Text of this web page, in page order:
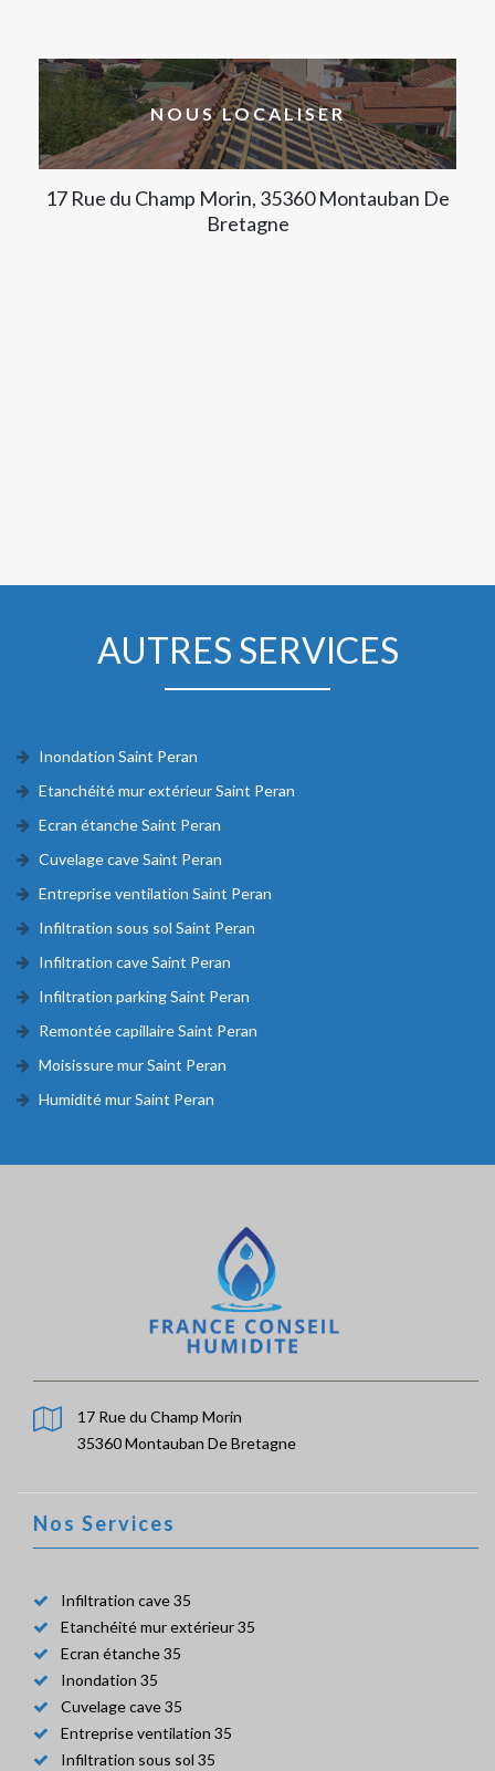
NOUS LOCALISER
17 Rue du Champ Morin, 35360 Montauban De
Bretagne
AUTRES SERVICES
Inondation Saint Peran
Etanchéité mur extérieur Saint Peran
Ecran étanche Saint Peran
Cuvelage cave Saint Peran
Entreprise ventilation Saint Peran
Infiltration sous sol Saint Peran
Infiltration cave Saint Peran
Infiltration parking Saint Peran
Remontée capillaire Saint Peran
Moisissure mur Saint Peran
Humidité mur Saint Peran
17 Rue du Champ Morin
35360 Montauban De Bretagne
Nos Services
Infiltration cave 35
Etanchéité mur extérieur 35
Ecran étanche 35
Inondation 35
Cuvelage cave 35
Entreprise ventilation 35
Infiltration sous sol 35